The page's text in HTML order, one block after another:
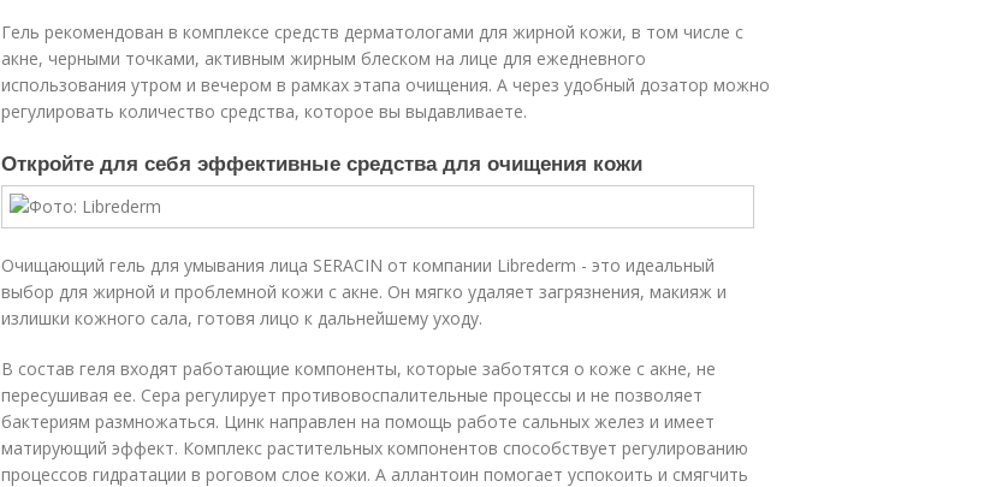
Гель рекомендован в комплексе средств дерматологами для жирной кожи, в том числе с
акне, черными точками, активным жирным блеском на лице для ежедневного
использования утром и вечером в рамках этапа очищения. А через удобный дозатор можно
регулировать количество средства, которое вы выдавливаете.
Откройте для себя эффективные средства для очищения кожи
Очищающий гель для умывания лица SERACIN от компании Librederm - это идеальный
выбор для жирной и проблемной кожи с акне. Он мягко удаляет загрязнения, макияж и
излишки кожного сала, готовя лицо к дальнейшему уходу.
В состав геля входят работающие компоненты, которые заботятся о коже с акне, не
пересушивая ее. Сера регулирует противовоспалительные процессы и не позволяет
бактериям размножаться. Цинк направлен на помощь работе сальных желез и имеет
матирующий эффект. Комплекс растительных компонентов способствует регулированию
процессов гидратации в роговом слое кожи. А аллантоин помогает успокоить и смягчить